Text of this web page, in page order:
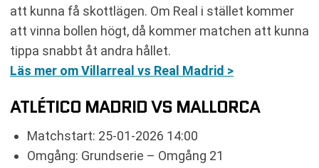
att kunna få skottlägen. Om Real i stället kommer
att vinna bollen högt, då kommer matchen att kunna
tippa snabbt åt andra hållet.
Läs mer om Villarreal vs Real Madrid >
ATLÉTICO MADRID VS MALLORCA
Matchstart: 25-01-2026 14:00
Omgång: Grundserie – Omgång 21